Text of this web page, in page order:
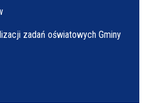
zadań oświatowych Gminy